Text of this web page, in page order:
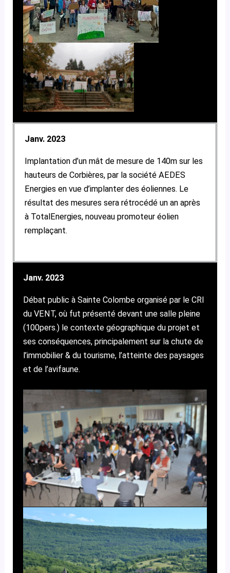
Janv. 2023
Implantation d’un mât de mesure de 140m sur les
hauteurs de Corbières, par la société AEDES
Energies en vue d’implanter des éoliennes. Le
résultat des mesures sera rétrocédé un an après
à TotalEnergies, nouveau promoteur éolien
remplaçant.
Janv. 2023
Débat public à Sainte Colombe organisé par le CRI
du VENT, où fut présenté devant une salle pleine
(100pers.) le contexte géographique du projet et
ses conséquences, principalement sur la chute de
l’immobilier & du tourisme, l’atteinte des paysages
et de l’avifaune.